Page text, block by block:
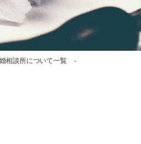
相談所について一覧